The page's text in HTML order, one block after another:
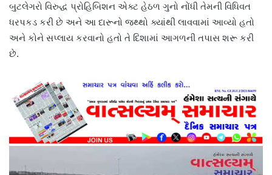
બુટલેગરો વિરુદ્ધ પ્રોહિબિશન એક્ટ હેઠળ ગુનો નોંધી તેમની વિધિવત
ધરપકડ કરી છે અને આ દારૂનો જથ્થો ક્યાંથી લાવવામાં આવ્યો હતો
અને કોને સપ્લાય કરવાનો હતો તે દિશામાં આગળની તપાસ શરૂ કરી
છે.